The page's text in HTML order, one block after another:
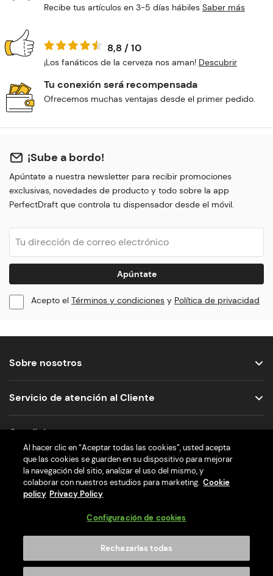
Recibe tus artículos en 3-5 días hábiles Saber más
8,8 / 10
¡Los fanáticos de la cerveza nos aman! Descubrir
Tu conexión será recompensada
Ofrecemos muchas ventajas desde el primer pedido.
¡Sube a bordo!
Apúntate a nuestra newsletter para recibir promociones
exclusivas, novedades de producto y todo sobre la app
PerfectDraft que controla tu dispensador desde el móvil.
Apúntate
Acepto el Términos y condiciones y Política de privacidad
Sobre nosotros
Servicio de atención al Cliente
Condiciones
Nos encuentras aquí
Al hacer clic en “Aceptar todas las cookies”, usted acepta
que las cookies se guarden en su dispositivo para mejorar
la navegación del sitio, analizar el uso del mismo, y
colaborar con nuestros estudios para marketing. Cookie
policy Privacy Policy
Configuración de cookies
Rechazarlas todas